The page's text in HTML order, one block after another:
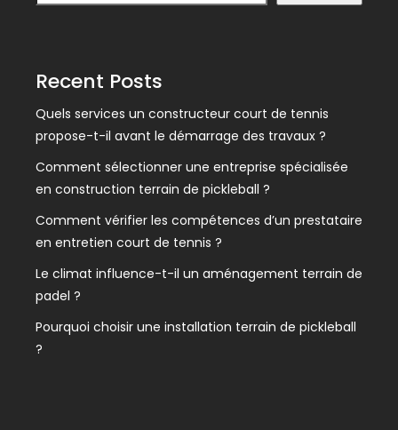
Recent Posts
Quels services un constructeur court de tennis
propose-t-il avant le démarrage des travaux ?
Comment sélectionner une entreprise spécialisée
en construction terrain de pickleball ?
Comment vérifier les compétences d’un prestataire
en entretien court de tennis ?
Le climat influence-t-il un aménagement terrain de
padel ?
Pourquoi choisir une installation terrain de pickleball
?